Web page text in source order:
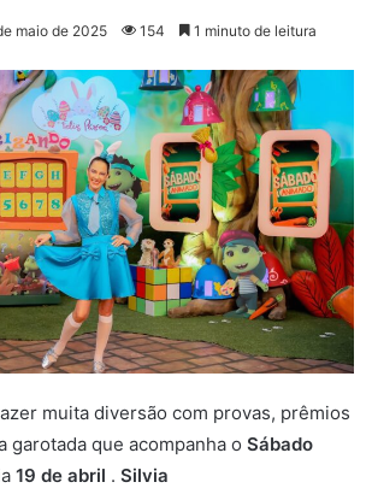
maio de 2025 154 1 minuto de leitura
muita diversão com provas, prêmios
garotada que acompanha o Sábado
19 de abril . Silvia